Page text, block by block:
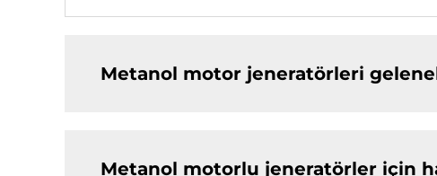
Metanol motor jeneratörleri
Metanol motorlu jeneratörler için